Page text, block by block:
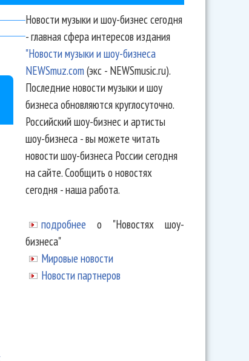
Новости музыки и шоу-бизнес сегодня
- главная сфера интересов издания
"Новости музыки и шоу-бизнеса
NEWSmuz.com(экс - NEWSmusic.ru).
Последние новости музыки и шоу
бизнеса обновляются круглосуточно.
Российский шоу-бизнес и артисты
шоу-бизнеса - вы можете читать
новости шоу-бизнеса России сегодня
на сайте. Сообщить о новостях
сегодня - наша работа.
подробнее о "Новостях шоу-
бизнеса"
Мировые новости
Новости партнеров